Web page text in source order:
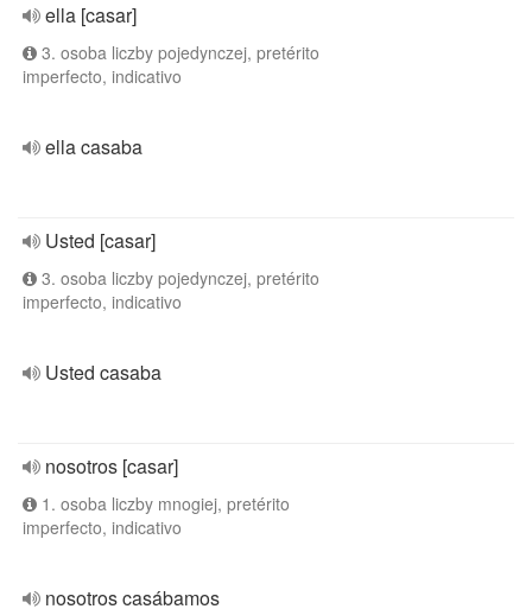
ella [casar]
3. osoba liczby pojedynczej, pretérito
imperfecto, indicativo
ella casaba
Usted [casar]
3. osoba liczby pojedynczej, pretérito
imperfecto, indicativo
Usted casaba
nosotros [casar]
1. osoba liczby mnogiej, pretérito
imperfecto, indicativo
nosotros casábamos